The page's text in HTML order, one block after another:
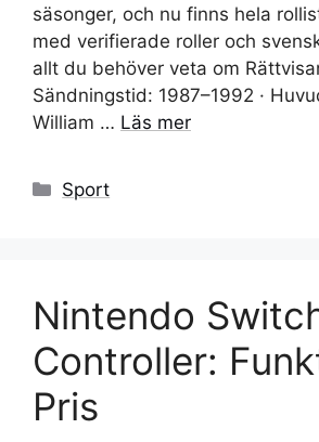
säsonger, och nu finns hela
med verifierade roller och
allt du behöver veta om
Sändningstid: 1987–1992 ·
William … Läs mer
Kategorier
Sport
Nintendo
Controller:
Pris